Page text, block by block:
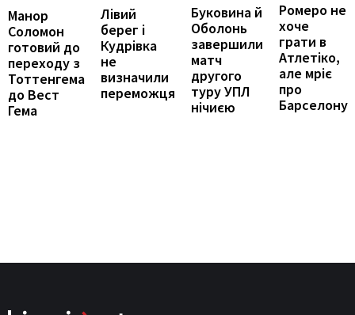
Манор
Соломон
готовий до
переходу з
Тоттенгема
до Вест
Гема
Лівий
берег і
Кудрівка
не
визначили
переможця
Буковина й
Оболонь
завершили
матч
другого
туру УПЛ
нічиєю
Ромеро не
хоче
грати в
Атлетіко,
але мріє
про
Барселону